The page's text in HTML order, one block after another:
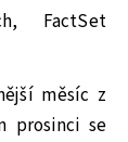
FactSet
měsíc z
prosinci se